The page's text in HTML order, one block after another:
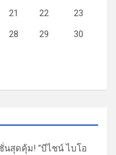
21 22
23
28 29
30
นสุดคุ้ม! “บีไชน์ ไบโอ